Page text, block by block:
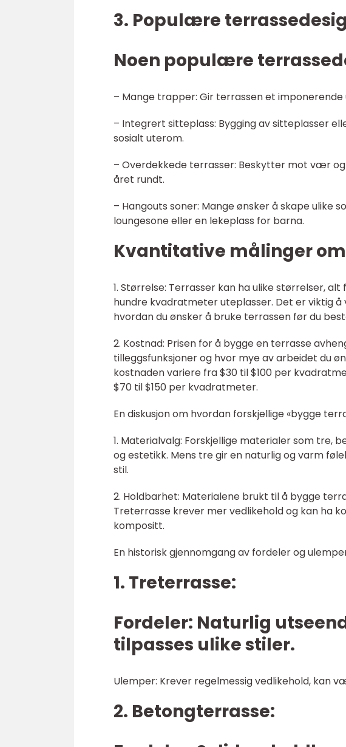
3. Populære
Noen populære
– Mange trapper: Gir terrassen et
– Integrert sitteplass: Bygging av sitteplasser
sosialt uterom.
– Overdekkede terrasser: Beskytter mot vær
året rundt.
– Hangouts soner: Mange ønsker å skape ulike
loungesone eller en lekeplass for barna.
Kvantitative målinger
1. Størrelse: Terrasser kan ha ulike størrelser,
hundre kvadratmeter uteplasser. Det er viktig
hvordan du ønsker å bruke terrassen før du
2. Kostnad: Prisen for å bygge en terrasse
tilleggsfunksjoner og hvor mye av arbeidet du
kostnaden variere fra $30 til $100 per
$70 til $150 per kvadratmeter.
En diskusjon om hvordan forskjellige «bygge
1. Materialvalg: Forskjellige materialer som tre,
og estetikk. Mens tre gir en naturlig og varm
stil.
2. Holdbarhet: Materialene brukt til å bygge
Treterrasse krever mer vedlikehold og kan ha
kompositt.
En historisk gjennomgang av fordeler og
1. Treterrasse:
Fordeler: Naturlig
tilpasses ulike stiler.
Ulemper: Krever regelmessig vedlikehold, kan
2. Betongterrasse: